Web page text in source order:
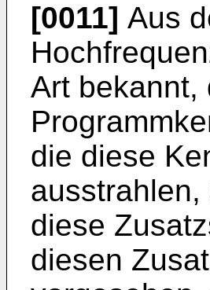
[0011] Aus
Art bekannt,
die diese
diese
diesen